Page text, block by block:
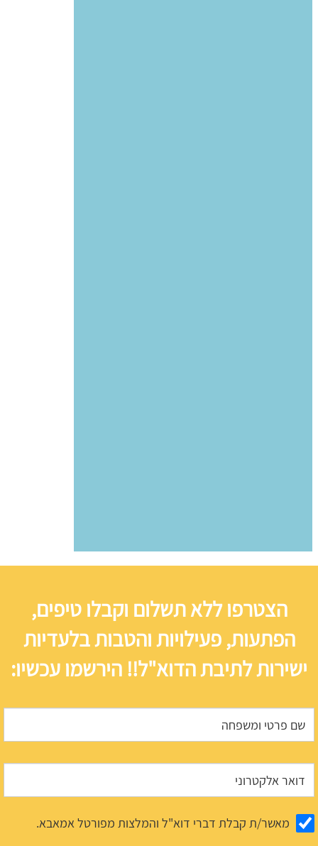
הצטרפו ללא תשלום וקבלו טיפים,
הפתעות, פעילויות והטבות בלעדיות
ישירות לתיבת הדוא"ל!! הירשמו עכשיו:
מאשר/ת קבלת דברי דוא"ל והמלצות מפורטל אמאבא.